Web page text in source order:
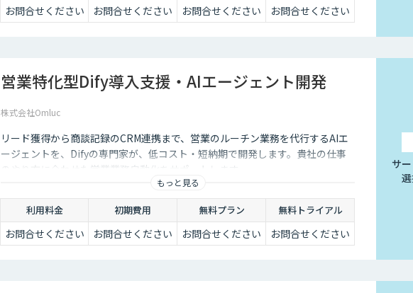
お問合せください お問合せください お問合せください お問合せください
営業特化型Dify導入支援・AIエージェント開発
株式会社Omluc
リード獲得から商談記録のCRM連携まで、営業のルーチン業務を代行するAIエ
ージェントを、Difyの専門家が、低コスト・短納期で開発します。貴社の仕事
のやり方に合わせた営業業務自動化をサポートします。
もっと見る
利用料金 初期費用 無料プラン 無料トライアル
お問合せください お問合せください お問合せください お問合せください
サ